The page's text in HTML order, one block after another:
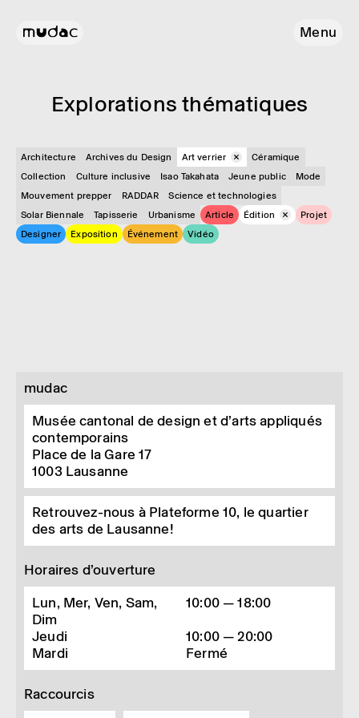
Menu
Explo­ra­tions théma­tiques
Architecture Archives du Design Art verrier
Céramique
Collection
Culture inclusive Isao Takahata Jeune public
Mode
Mouvement prepper
RADDAR
Science et technologies
Solar Biennale
Tapisserie Urbanisme Article Édition
Projet
Designer
Exposition Événement Vidéo
mudac
Musée cantonal de design et d’arts appliqués
contemporains
Place de la Gare 17
1003 Lausanne
Retrouvez-nous à Plateforme 10, le quartier
des arts de Lausanne!
Horaires d’ouverture
Lun, Mer, Ven, Sam,
Dim
10:00 — 18:00
Jeudi
10:00 — 20:00
Mardi
Fermé
Raccourcis